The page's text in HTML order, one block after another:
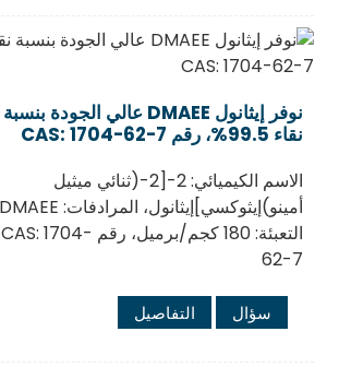
نوفر إيثانول DMAEE عالي الجودة بنسبة
نقاء 99.5%، رقم CAS: 1704-62-7
الاسم الكيميائي: 2-[2-(ثنائي ميثيل
التعبئة: 180 كجم/برميل، رقم CAS: 1704-
62-7
سؤال التفاصيل